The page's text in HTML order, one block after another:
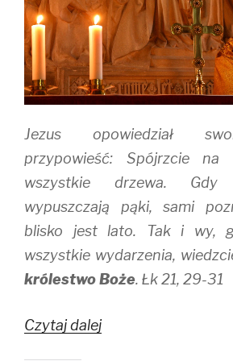
w
w
i
n
d
o
w
)
n
e
w
w
o
w
)
w
w
d
o
w
)
Jezus opowiedział
przypowieść: Spójrzcie
wszystkie drzewa.
wypuszczają pąki, sami
blisko jest lato. Tak i wy,
wszystkie wydarzenia,
królestwo Boże. Łk 21, 29-31
Czytaj dalejBliskie